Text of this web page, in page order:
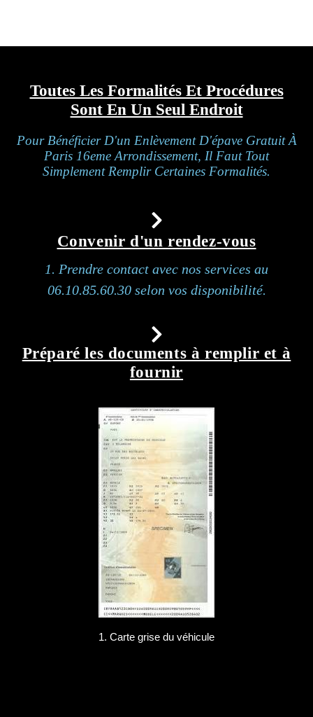
Toutes Les Formalités Et Procédures
Sont En Un Seul Endroit
Pour Bénéficier D'un Enlèvement D'épave Gratuit À
Paris 16eme Arrondissement, Il Faut Tout
Simplement Remplir Certaines Formalités.
Convenir d'un rendez-vous
1. Prendre contact avec nos services au
06.10.85.60.30 selon vos disponibilité.
Préparé les documents à remplir et à
fournir
1. Carte grise du véhicule